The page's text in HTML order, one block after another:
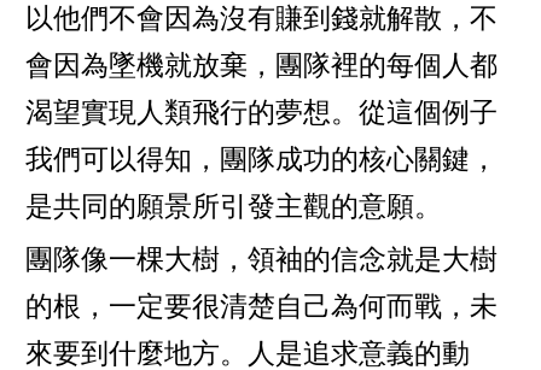
以他們不會因為沒有賺到錢就解散，不
會因為墜機就放棄，團隊裡的每個人都
渴望實現人類飛行的夢想。從這個例子
我們可以得知，團隊成功的核心關鍵，
是共同的願景所引發主觀的意願。
團隊像一棵大樹，領袖的信念就是大樹
的根，一定要很清楚自己為何而戰，未
來要到什麼地方。人是追求意義的動